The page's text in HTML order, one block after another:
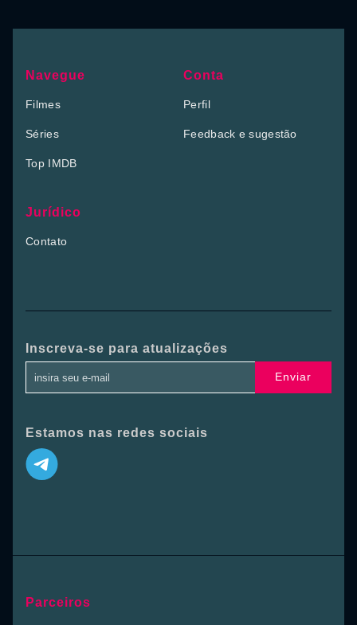
Navegue
Filmes
Séries
Top IMDB
Conta
Perfil
Feedback e sugestão
Jurídico
Contato
Inscreva-se para atualizações
Enviar
Estamos nas redes sociais
Parceiros